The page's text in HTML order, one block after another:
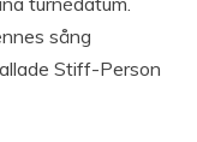
sång
Stiff-Person